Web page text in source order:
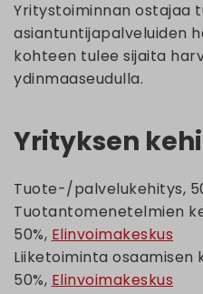
Yritystoiminnan ostajaa
asiantuntijapalveluiden
kohteen tulee sijaita
ydinmaaseudulla.
Yrityksen
Tuote-/palvelukehitys,
Tuotantomenetelmien
50%, Elinvoimakeskus
Liiketoiminta osaamisen
50%, Elinvoimakeskus